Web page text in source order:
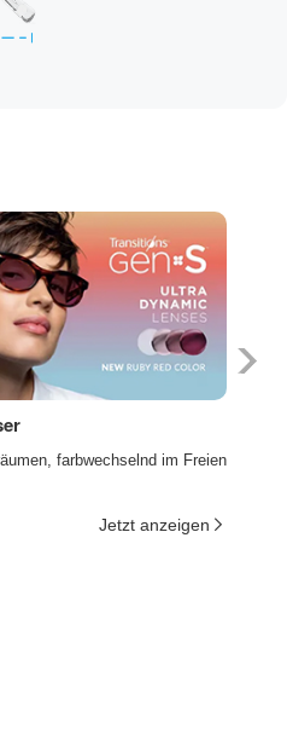
farbwechselnd im Freien
Jetzt anzeigen